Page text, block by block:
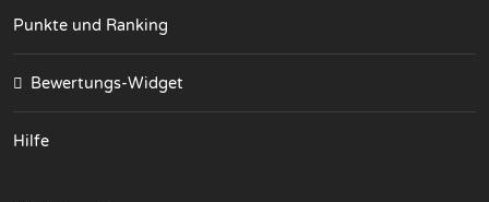
Punkte und Ranking
Bewertungs-Widget
Hilfe